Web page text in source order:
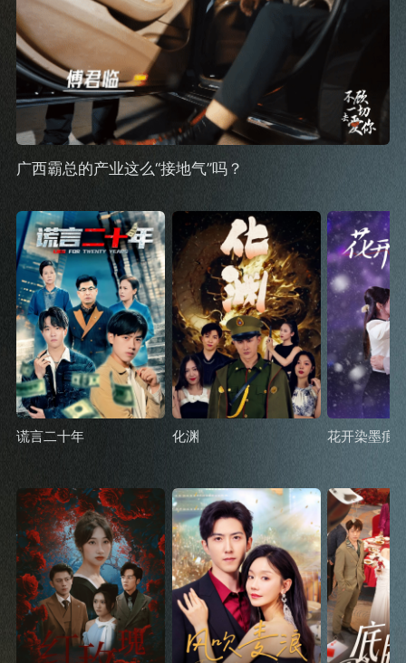
广西霸总的产业这么“接地气”吗？
谎言二十年 化渊 花开染墨痕